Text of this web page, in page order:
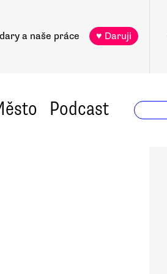
a naše práce ♥ Daruji
Podcast